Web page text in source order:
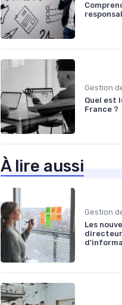
Gestion
Quel est
France ?
À lire aussi
Gestion
Les